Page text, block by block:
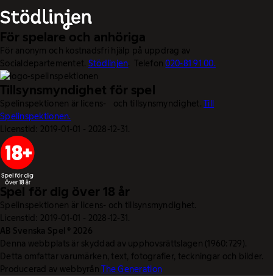
För spelare och anhöriga
För anonym och kostnadsfri hjälp på uppdrag av
Socialdepartementet. Stödlinjen. Telefon020-81 91 00.
Tillsynsmyndighet för spel
Spelinspektionen är licens- och tillsynsmyndighet.Till
Spelinspektionen.
Licenstid: 2019-01-01 - 2028-12-31.
Spel för dig över 18 år
Spelinspektionen är licens- och tillsynsmyndighet.
Licenstid: 2019-01-01 - 2028-12-31.
AB Svenska Spel © 2026
Denna webbplats är skyddad av upphovsrättslagen (1960:729).
Detta omfattar varumärken, text, fotografier, teckningar och bilder.
Producerad av webbyrånThe Generation